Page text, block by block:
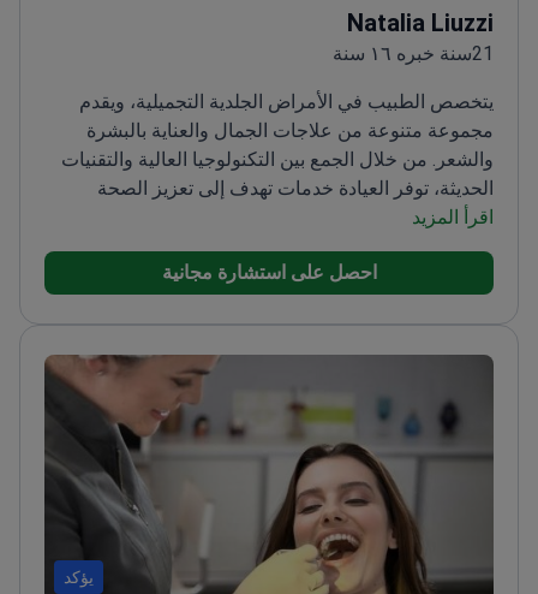
Natalia Liuzzi
21سنة خبره ١٦ سنة
يتخصص الطبيب في الأمراض الجلدية التجميلية، ويقدم
مجموعة متنوعة من علاجات الجمال والعناية بالبشرة
والشعر. من خلال الجمع بين التكنولوجيا العالية والتقنيات
الحديثة، توفر العيادة خدمات تهدف إلى تعزيز الصحة
والجمال والرفاهية في بيئة أنيقة ومرحبة.<\/p>
اقرأ المزيد
احصل على استشارة مجانية
يؤكد